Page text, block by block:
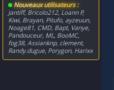
Nouveaux utilisateurs :
Jantiff, Bricolo212, Loann P,
Kiwi, Brayan, Pitufo, ayzeuun,
Noage81, CMD, Bapt, Vanye,
Pandouceur, ML, BooMC,
fog38, Assianknp, clement,
Randy.dugue, Porygon, Harixx